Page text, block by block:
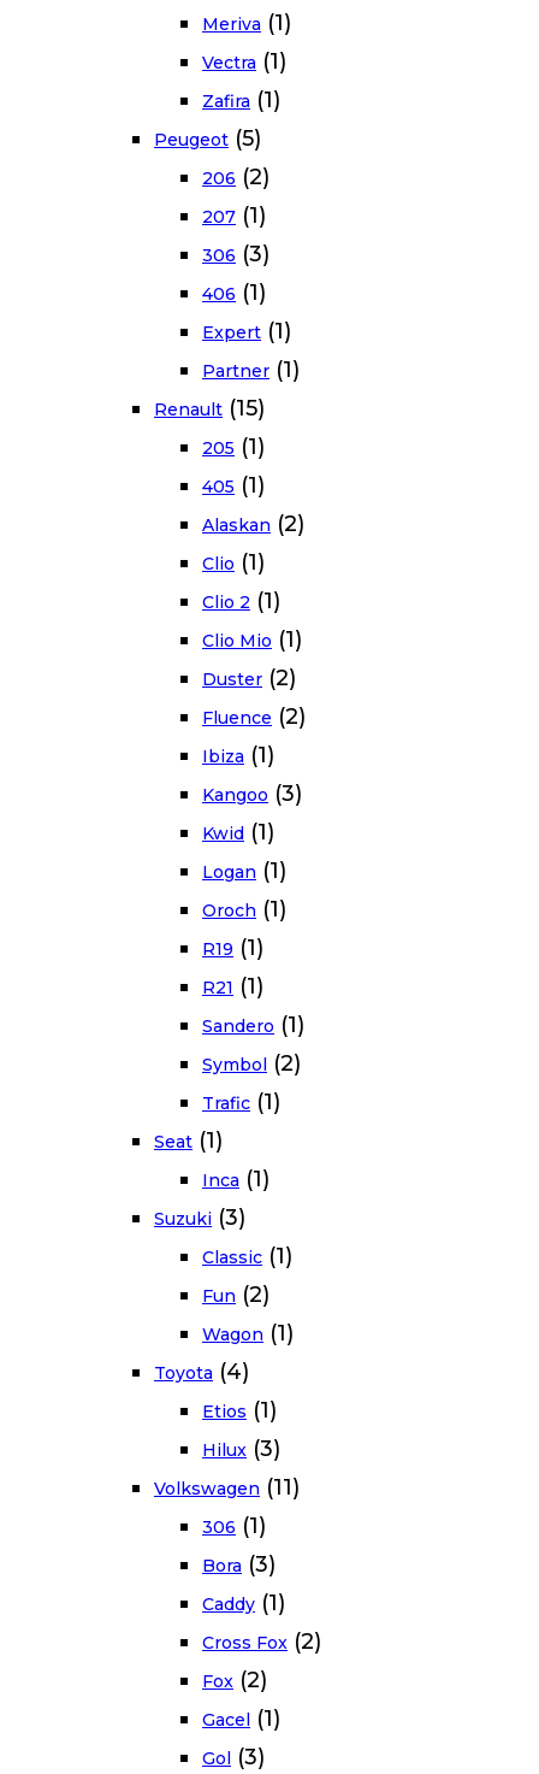
Meriva (1)
Vectra (1)
Zafira (1)
Peugeot (5)
206 (2)
207 (1)
306 (3)
406 (1)
Expert (1)
Partner (1)
Renault (15)
205 (1)
405 (1)
Alaskan (2)
Clio (1)
Clio 2 (1)
Clio Mio (1)
Duster (2)
Fluence (2)
Ibiza (1)
Kangoo (3)
Kwid (1)
Logan (1)
Oroch (1)
R19 (1)
R21 (1)
Sandero (1)
Symbol (2)
Trafic (1)
Seat (1)
Inca (1)
Suzuki (3)
Classic (1)
Fun (2)
Wagon (1)
Toyota (4)
Etios (1)
Hilux (3)
Volkswagen (11)
306 (1)
Bora (3)
Caddy (1)
Cross Fox (2)
Fox (2)
Gacel (1)
Gol (3)